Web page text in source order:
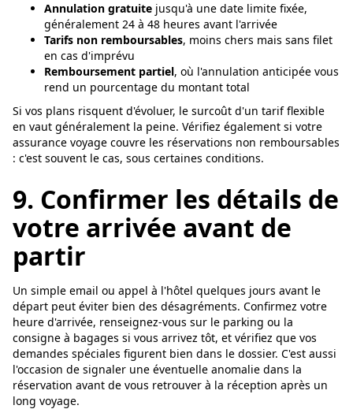
Annulation gratuite jusqu'à une date limite fixée,
généralement 24 à 48 heures avant l'arrivée
Tarifs non remboursables, moins chers mais sans filet
en cas d'imprévu
Remboursement partiel, où l'annulation anticipée vous
rend un pourcentage du montant total
Si vos plans risquent d'évoluer, le surcoût d'un tarif flexible
en vaut généralement la peine. Vérifiez également si votre
assurance voyage couvre les réservations non remboursables
: c'est souvent le cas, sous certaines conditions.
9. Confirmer les détails de
votre arrivée avant de
partir
Un simple email ou appel à l'hôtel quelques jours avant le
départ peut éviter bien des désagréments. Confirmez votre
heure d'arrivée, renseignez-vous sur le parking ou la
consigne à bagages si vous arrivez tôt, et vérifiez que vos
demandes spéciales figurent bien dans le dossier. C'est aussi
l'occasion de signaler une éventuelle anomalie dans la
réservation avant de vous retrouver à la réception après un
long voyage.